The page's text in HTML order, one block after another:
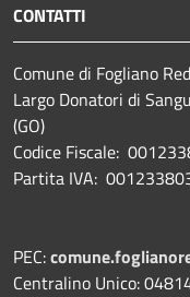
CONTATTI
Comune di Fogliano
Largo Donatori di
(GO)
Codice Fiscale:
Partita IVA:
PEC:
Centralino Unico: